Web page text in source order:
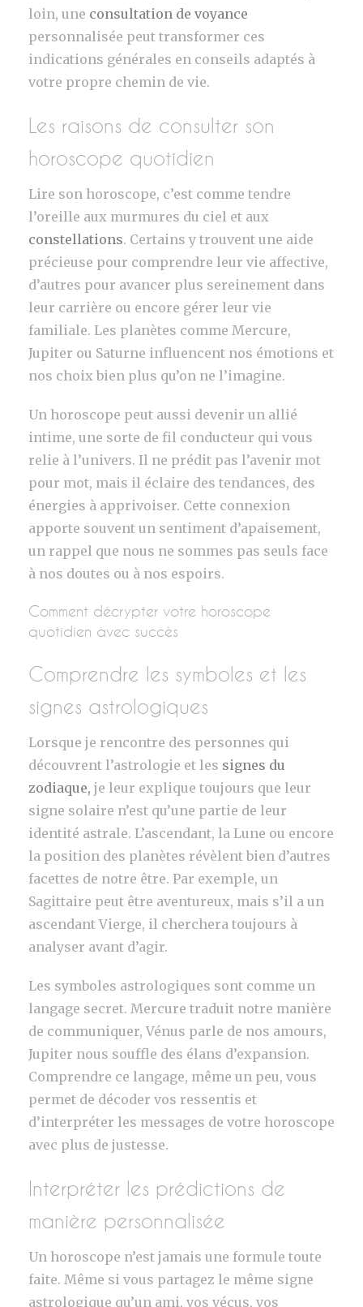
loin, une consultation de voyance
personnalisée peut transformer ces
indications générales en conseils adaptés à
votre propre chemin de vie.
Les raisons de consulter son
horoscope quotidien
Lire son horoscope, c’est comme tendre
l’oreille aux murmures du ciel et aux
constellations. Certains y trouvent une aide
précieuse pour comprendre leur vie affective,
d’autres pour avancer plus sereinement dans
leur carrière ou encore gérer leur vie
familiale. Les planètes comme Mercure,
Jupiter ou Saturne influencent nos émotions et
nos choix bien plus qu’on ne l’imagine.
Un horoscope peut aussi devenir un allié
intime, une sorte de fil conducteur qui vous
relie à l’univers. Il ne prédit pas l’avenir mot
pour mot, mais il éclaire des tendances, des
énergies à apprivoiser. Cette connexion
apporte souvent un sentiment d’apaisement,
un rappel que nous ne sommes pas seuls face
à nos doutes ou à nos espoirs.
Comment décrypter votre horoscope
quotidien avec succès
Comprendre les symboles et les
signes astrologiques
Lorsque je rencontre des personnes qui
découvrent l’astrologie et les signes du
zodiaque, je leur explique toujours que leur
signe solaire n’est qu’une partie de leur
identité astrale. L’ascendant, la Lune ou encore
la position des planètes révèlent bien d’autres
facettes de notre être. Par exemple, un
Sagittaire peut être aventureux, mais s’il a un
ascendant Vierge, il cherchera toujours à
analyser avant d’agir.
Les symboles astrologiques sont comme un
langage secret. Mercure traduit notre manière
de communiquer, Vénus parle de nos amours,
Jupiter nous souffle des élans d’expansion.
Comprendre ce langage, même un peu, vous
permet de décoder vos ressentis et
d’interpréter les messages de votre horoscope
avec plus de justesse.
Interpréter les prédictions de
manière personnalisée
Un horoscope n’est jamais une formule toute
faite. Même si vous partagez le même signe
astrologique qu’un ami, vos vécus, vos